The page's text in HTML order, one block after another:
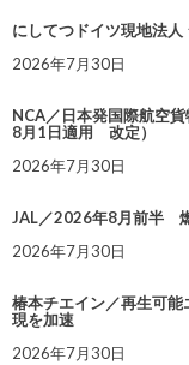
にしてつドイツ現地法
2026年7月30日
NCA／日本発国際航空
8月1日適用 改定）
2026年7月30日
JAL／2026年8月前半
2026年7月30日
椿本チエイン／再生可
現を加速
2026年7月30日